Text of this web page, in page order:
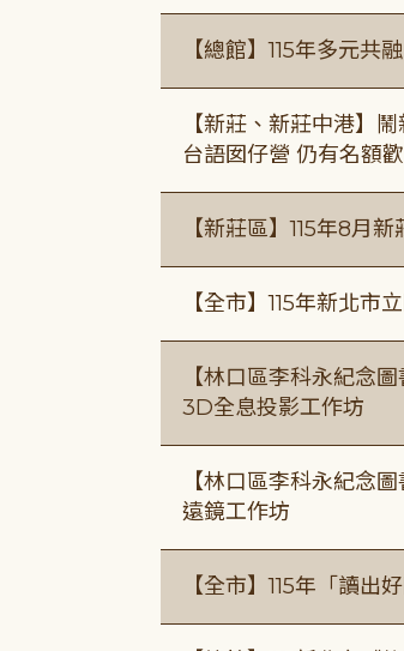
【總館】115年多元共
【新莊、新莊中港】
台語囡仔營 仍有名額
【新莊區】115年8月
【全市】115年新北市
【林口區李科永紀念
3D全息投影工作坊
【林口區李科永紀念
遠鏡工作坊
【全市】115年「讀出